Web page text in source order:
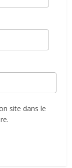
site dans le